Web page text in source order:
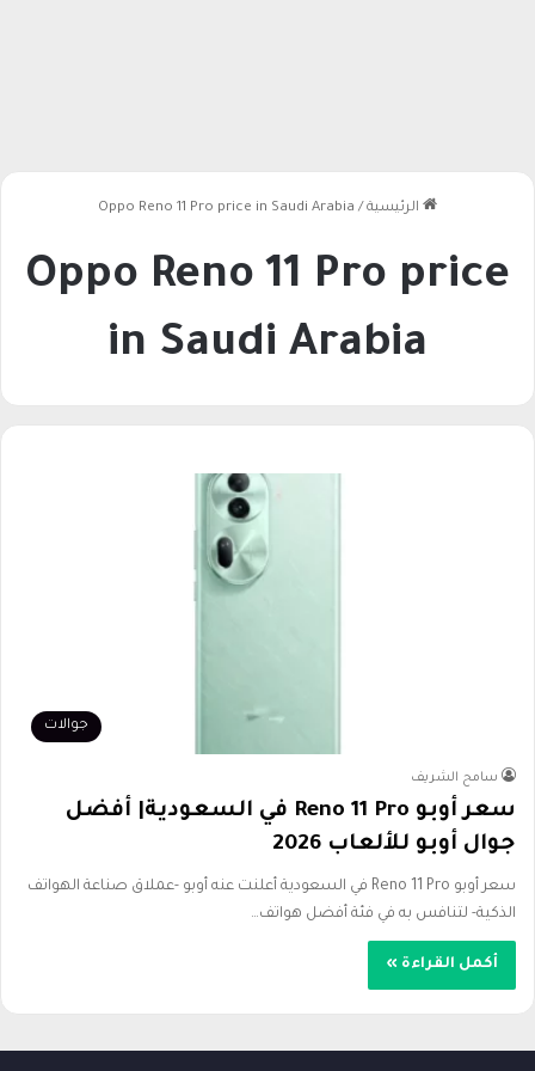
الرئيسية /
Oppo Reno 11 Pro price in Saudi Arabia
Oppo Reno 11 Pro price
in Saudi Arabia
جوالات
سامح الشريف
سعر أوبو Reno 11 Pro في السعودية| أفضل
جوال أوبو للألعاب 2026
سعر أوبو Reno 11 Pro في السعودية أعلنت عنه أوبو -عملاق صناعة الهواتف
الذكية- لتنافس به في فئة أفضل هواتف…
أكمل القراءة »